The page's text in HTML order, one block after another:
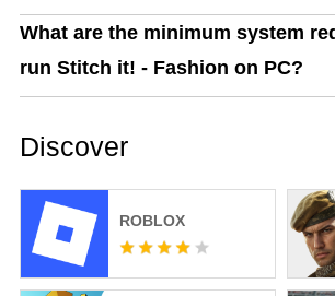
What are the minimum system
run Stitch it! - Fashion on PC?
Discover
ROBLOX